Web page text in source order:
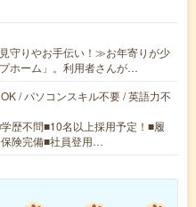
守りやお手伝い！≫お年寄りが少
ホーム」。利用者さんが…
/ パソコンスキル不要 / 英語力不
歴不問■10名以上採用予定！■履
険完備■社員登用…